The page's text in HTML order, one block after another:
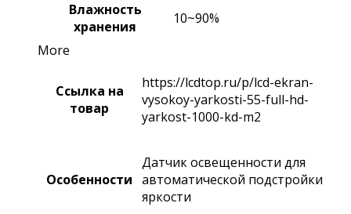
Влажность
хранения
10~90%
More
Ссылка на
товар
https://lcdtop.ru/p/lcd-ekran-
vysokoy-yarkosti-55-full-hd-
yarkost-1000-kd-m2
Особенности
Датчик освещенности для
автоматической подстройки
яркости